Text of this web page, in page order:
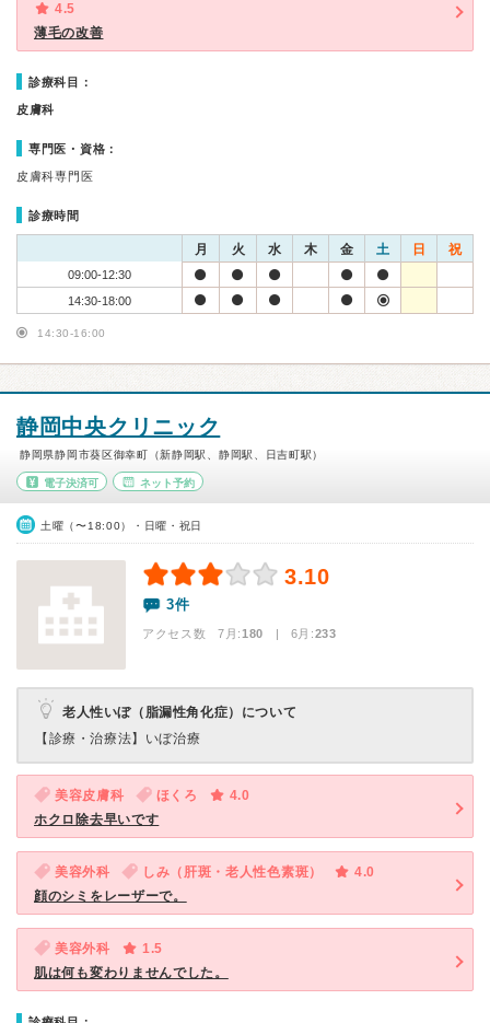
4.5
薄毛の改善
診療科目：
皮膚科
専門医・資格：
皮膚科専門医
診療時間
月 火 水 木 金 土 日 祝
09:00-12:30
14:30-18:00
14:30-16:00
静岡中央クリニック
静岡県静岡市葵区御幸町（新静岡駅、静岡駅、日吉町駅）
電子決済可 ネット予約
土曜（〜18:00）・日曜・祝日
3.10
3件
アクセス数 7月:180 | 6月:233
老人性いぼ（脂漏性角化症）について
【診療・治療法】 いぼ治療
美容皮膚科 ほくろ
4.0
ホクロ除去早いです
美容外科 しみ（肝斑・老人性色素斑）
4.0
顔のシミをレーザーで。
美容外科
1.5
肌は何も変わりませんでした。